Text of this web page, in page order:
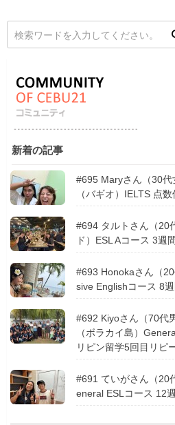
新着の記事
#695 Maryさん（30代
（バギオ）IELTS 点
#694 タルトさん（20
ド）ESL Aコース 3週
#693 Honokaさん（
sive Englishコース 8
#692 Kiyoさん（70代
（ボラカイ島）
リピン留学5回目リピ
#691 ていがさん（20
eneral ESLコース 12